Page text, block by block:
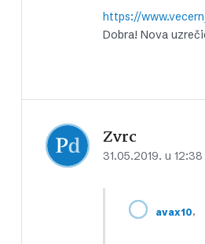
https://
Dobra! Nova
Zvrc
31.05.2019. u 12:38
avax10,